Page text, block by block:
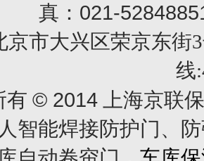
真： 021-
大兴区荣京东街3
线
© 2014上海京联
智能焊接防护门、